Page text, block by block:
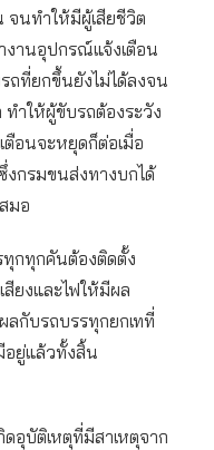
จนทำให้มีผู้เสียชีวิต
งานอุปกรณ์แจ้งเตือน
ถที่ยกขึ้นยังไม่ได้ลงจน
ทำให้ผู้ขับรถต้องระวัง
นจะหยุดก็ต่อเมื่อ
งกรมขนส่งทางบกได้
มอ
กทุกคันต้องติดตั้ง
งและไฟให้มีผล
ลกับรถบรรทุกยกเทที่
อยู่แล้วทั้งสิ้น
อุบัติเหตุที่มีสาเหตุจาก